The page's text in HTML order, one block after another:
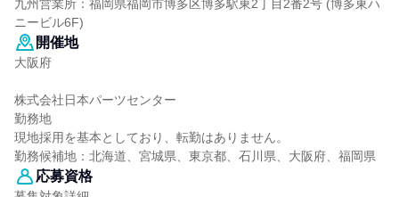
九州営業所：福岡県福岡市博多区博多駅東2丁目2番2号 (博多東ハ
ニービル6F)
開催地
大阪府
株式会社日本パーツセンター
勤務地
現地採用を基本としており、転勤はありません。
勤務候補地：北海道、宮城県、東京都、石川県、大阪府、福岡県
応募資格